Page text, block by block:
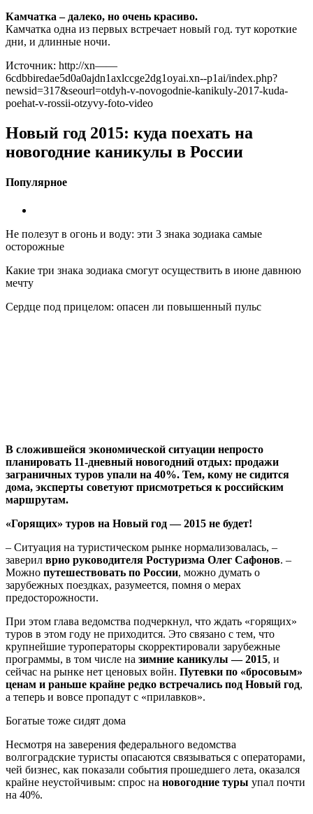
Камчатка – далеко, но очень красиво.
Камчатка одна из первых встречает новый год. тут короткие
дни, и длинные ночи.
Источник: http://xn——
6cdbbiredae5d0a0ajdn1axlccge2dg1oyai.xn--p1ai/index.php?
newsid=317&seourl=otdyh-v-novogodnie-kanikuly-2017-kuda-
poehat-v-rossii-otzyvy-foto-video
Новый год 2015: куда поехать на
новогодние каникулы в России
Популярное
Не полезут в огонь и воду: эти 3 знака зодиака самые
осторожные
Какие три знака зодиака смогут осуществить в июне давнюю
мечту
Сердце под прицелом: опасен ли повышенный пульс
В сложившейся экономической ситуации непросто
планировать 11-дневный новогодний отдых: продажи
заграничных туров упали на 40%. Тем, кому не сидится
дома, эксперты советуют присмотреться к российским
маршрутам.
«Горящих» туров на Новый год — 2015 не будет!
– Ситуация на туристическом рынке нормализовалась, –
заверил врио руководителя Ростуризма Олег Сафонов. –
Можно путешествовать по России, можно думать о
зарубежных поездках, разумеется, помня о мерах
предосторожности.
При этом глава ведомства подчеркнул, что ждать «горящих»
туров в этом году не приходится. Это связано с тем, что
крупнейшие туроператоры скорректировали зарубежные
программы, в том числе на зимние каникулы — 2015, и
сейчас на рынке нет ценовых войн. Путевки по «бросовым»
ценам и раньше крайне редко встречались под Новый год,
а теперь и вовсе пропадут с «прилавков».
Богатые тоже сидят дома
Несмотря на заверения федерального ведомства
волгоградские туристы опасаются связываться с операторами,
чей бизнес, как показали события прошедшего лета, оказался
крайне неустойчивым: спрос на новогодние туры упал почти
на 40%.